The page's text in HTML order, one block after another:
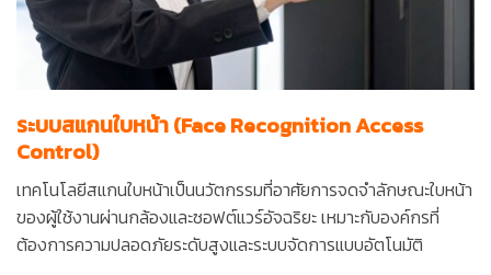
ระบบสแกนใบหน้า (Face Recognition Access
Control)
เทคโนโลยีสแกนใบหน้าเป็นนวัตกรรมที่อาศัยการจดจำลักษณะใบหน้า
ของผู้ใช้งานผ่านกล้องและซอฟต์แวร์อัจฉริยะ เหมาะกับองค์กรที่
ต้องการความปลอดภัยระดับสูงและระบบจัดการแบบอัตโนมัติ